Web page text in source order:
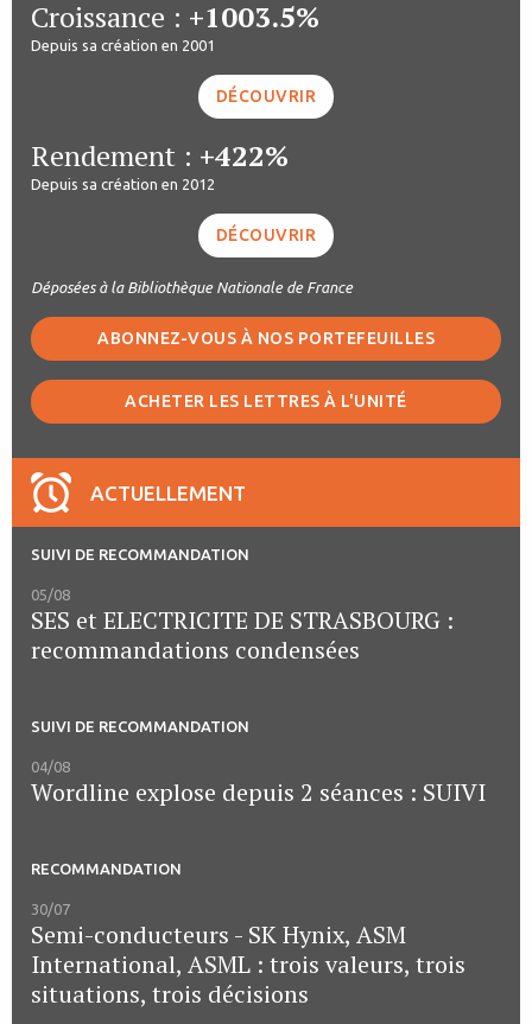
Croissance : +1003.5%
Depuis sa création en 2001
DÉCOUVRIR
Rendement : +422%
Depuis sa création en 2012
DÉCOUVRIR
Déposées à la Bibliothèque Nationale de France
ABONNEZ-VOUS À NOS PORTEFEUILLES
ACHETER LES LETTRES À L'UNITÉ
ACTUELLEMENT
SUIVI DE RECOMMANDATION
05/08
SES et ELECTRICITE DE STRASBOURG :
recommandations condensées
SUIVI DE RECOMMANDATION
04/08
Wordline explose depuis 2 séances : SUIVI
RECOMMANDATION
30/07
Semi-conducteurs - SK Hynix, ASM
International, ASML : trois valeurs, trois
situations, trois décisions